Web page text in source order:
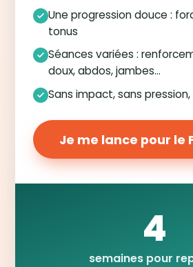
Une progression douce :
tonus
Séances variées :
doux, abdos, jambes…
Sans impact, sans
Je me lance pour le
4
semaines pour